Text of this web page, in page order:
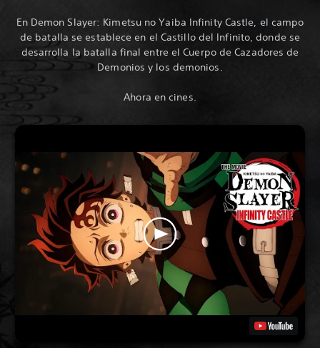
En Demon Slayer: Kimetsu no Yaiba Infinity Castle, el campo
de batalla se establece en el Castillo del Infinito, donde se
desarrolla la batalla final entre el Cuerpo de Cazadores de
Demonios y los demonios.
Ahora en cines.